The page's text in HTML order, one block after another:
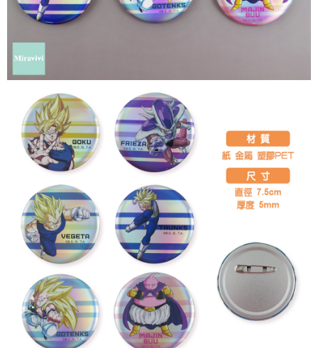
「AFTEE先享後付」，若未經同意申辦者引起之損失，本公司不負相關責
任。
時審查核予不同之上限額度；若仍有額度不足之情形，本公司將視審查結果
請求用戶進行身份認證。
恩沛科技股份有限公司將有權停止該用戶之使用額度並採取法律行動。